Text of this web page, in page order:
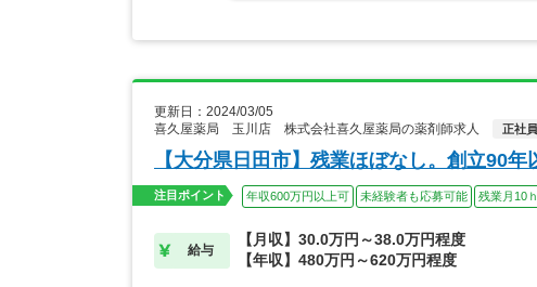
更新日：2024/03/05
喜久屋薬局 玉川店 株式会社喜久屋薬局の薬剤師求人
正社員
【大分県日田市】残業ほぼなし。創立90
注目ポイント 年収600万円以上可 未経験者も応募可能 残業月10
給与
【月収】30.0万円～38.0万円程度
【年収】480万円～620万円程度